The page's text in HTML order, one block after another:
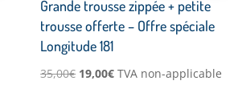
Grande trousse zippée + petite
trousse offerte – Offre spéciale
Longitude 181
35,00€ Le
19,00€Le
TVA non-applicable